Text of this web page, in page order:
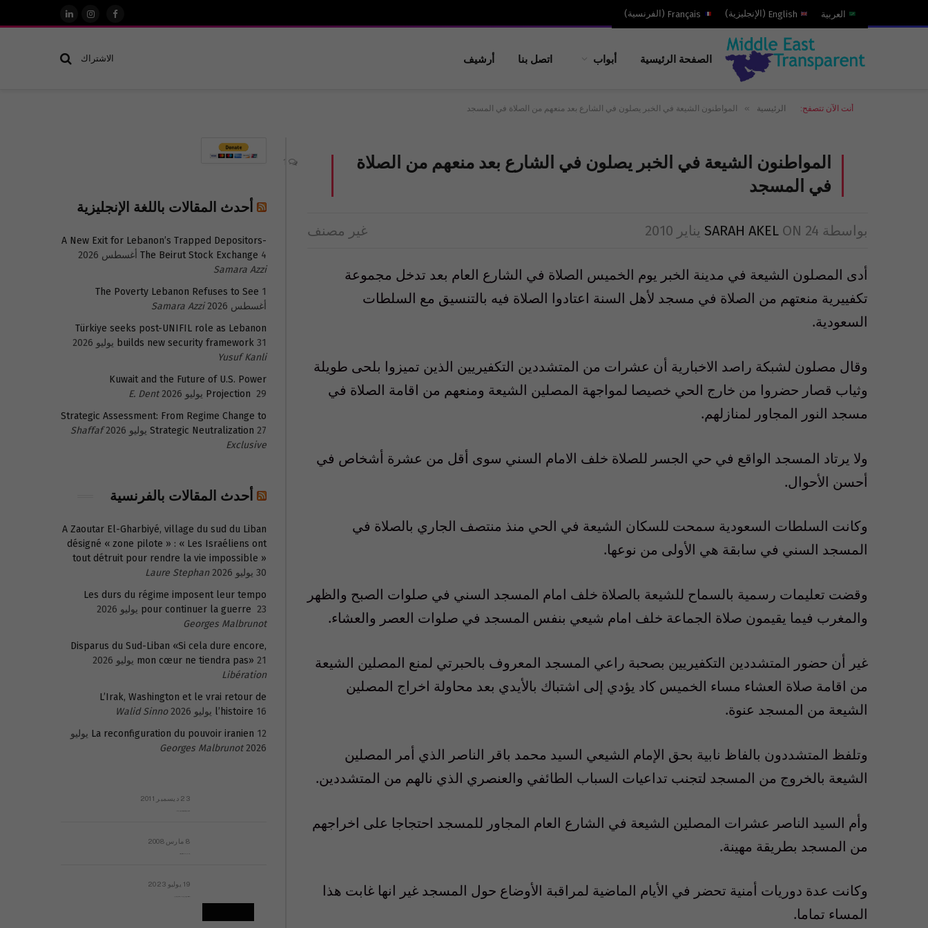
العربية English
( الإنجليزية)
Français
( الفرنسية)
فيسبوكالانستغرام
لينكدإن
الصفحة الرئيسية أبواب اتصل بنا أرشيف الاشتراك
أنت الآن تتصفح: الرئيسية » المواطنون الشيعة في الخبر يصلون في الشارع بعد منعهم من الصلاة في المسجد
المواطنون الشيعة في الخبر يصلون في الشارع بعد منعهم من الصلاة
في المسجد
بواسطة SARAH AKEL ON 24 يناير 2010 غير مصنف
أدى المصلون الشيعة في مدينة الخبر يوم الخميس الصلاة في الشارع العام بعد تدخل مجموعة
تكفييرية منعتهم من الصلاة في مسجد لأهل السنة اعتادوا الصلاة فيه بالتنسيق مع السلطات
السعودية.
وقال مصلون لشبكة راصد الاخبارية أن عشرات من المتشددين التكفيريين الذين تميزوا بلحى طويلة
وثياب قصار حضروا من خارج الحي خصيصا لمواجهة المصلين الشيعة ومنعهم من اقامة الصلاة في
مسجد النور المجاور لمنازلهم.
ولا يرتاد المسجد الواقع في حي الجسر للصلاة خلف الامام السني سوى أقل من عشرة أشخاص في
أحسن الأحوال.
وكانت السلطات السعودية سمحت للسكان الشيعة في الحي منذ منتصف الجاري بالصلاة في
المسجد السني في سابقة هي الأولى من نوعها.
وقضت تعليمات رسمية بالسماح للشيعة بالصلاة خلف امام المسجد السني في صلوات الصبح والظهر
والمغرب فيما يقيمون صلاة الجماعة خلف امام شيعي بنفس المسجد في صلوات العصر والعشاء.
غير أن حضور المتشددين التكفيريين بصحبة راعي المسجد المعروف بالحبرتي لمنع المصلين الشيعة
من اقامة صلاة العشاء مساء الخميس كاد يؤدي إلى اشتباك بالأيدي بعد محاولة اخراج المصلين
الشيعة من المسجد عنوة.
وتلفظ المتشددون بالفاظ نابية بحق الإمام الشيعي السيد محمد باقر الناصر الذي أمر المصلين
الشيعة بالخروج من المسجد لتجنب تداعيات السباب الطائفي والعنصري الذي نالهم من المتشددين.
وأم السيد الناصر عشرات المصلين الشيعة في الشارع العام المجاور للمسجد احتجاجا على اخراجهم
من المسجد بطريقة مهينة.
وكانت عدة دوريات أمنية تحضر في الأيام الماضية لمراقبة الأوضاع حول المسجد غير انها غابت هذا
المساء تماما.
أحدث المقالات باللغة الإنجليزية
A New Exit for Lebanon’s Trapped Depositors-
The Beirut Stock Exchange 4 أغسطس 2026
Samara Azzi
The Poverty Lebanon Refuses to See 1
أغسطس 2026
Samara Azzi
Türkiye seeks post-UNIFIL role as Lebanon
builds new security framework 31 يوليو 2026
Yusuf Kanli
Kuwait and the Future of U.S. Power
Projection 29 يوليو 2026
E. Dent
Strategic Assessment: From Regime Change to
Strategic Neutralization 27 يوليو 2026
Shaffaf
Exclusive
أحدث المقالات بالفرنسية
A Zaoutar El-Gharbiyé, village du sud du Liban
désigné « zone pilote » : « Les Israéliens ont
tout détruit pour rendre la vie impossible »
30 يوليو 2026
Laure Stephan
Les durs du régime imposent leur tempo
pour continuer la guerre 23 يوليو 2026
Georges Malbrunot
Disparus du Sud-Liban «Si cela dure encore,
mon cœur ne tiendra pas» 21 يوليو 2026
Libération
L’Irak, Washington et le vrai retour de
l’histoire 16 يوليو 2026
Walid Sinno
La reconfiguration du pouvoir iranien 12 يوليو
2026
Georges Malbrunot
23 ديسمبر 2011
8 مارس 2008
19 يوليو 2023